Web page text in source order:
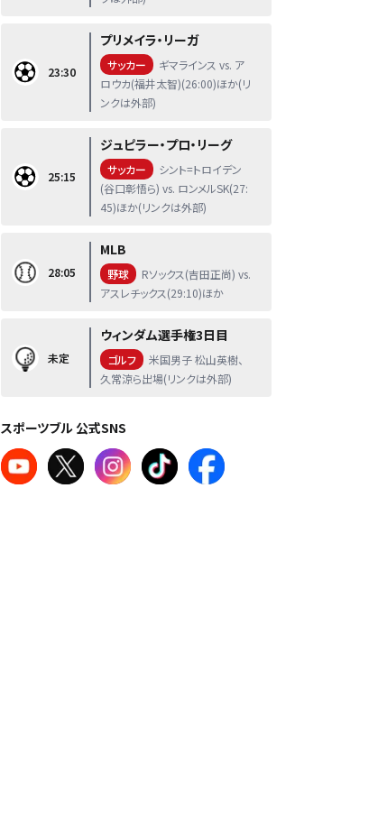
23:30
プリメイラ・リーガ
サッカー
ギマラインス vs. ア
ロウカ(福井太智)(26:00)ほか(リ
ンクは外部)
25:15
ジュピラー・プロ・リーグ
サッカー
シント=トロイデン
(谷口彰悟ら) vs. ロンメルSK(27:
45)ほか(リンクは外部)
28:05
MLB
野球
Rソックス(吉田正尚) vs.
アスレチックス(29:10)ほか
未定
ウィンダム選手権3日目
ゴルフ
米国男子 松山英樹、
久常涼ら出場(リンクは外部)
スポーツブル 公式SNS